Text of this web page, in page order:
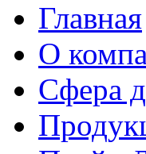
Главная
О
Сфера